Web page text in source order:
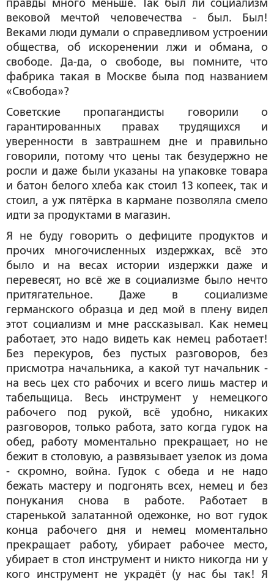
правды много меньше. Так был ли социализм
вековой мечтой человечества - был. Был!
Веками люди думали о справедливом устроении
общества, об искоренении лжи и обмана, о
свободе. Да-да, о свободе, вы помните, что
фабрика такая в Москве была под названием
«Свобода»?
Советские пропагандисты говорили о
гарантированных правах трудящихся и
уверенности в завтрашнем дне и правильно
говорили, потому что цены так безудержно не
росли и даже были указаны на упаковке товара
и батон белого хлеба как стоил 13 копеек, так и
стоил, а уж пятёрка в кармане позволяла смело
идти за продуктами в магазин.
Я не буду говорить о дефиците продуктов и
прочих многочисленных издержках, всё это
было и на весах истории издержки даже и
перевесят, но всё же в социализме было нечто
притягательное. Даже в социализме
германского образца и дед мой в плену видел
этот социализм и мне рассказывал. Как немец
работает, это надо видеть как немец работает!
Без перекуров, без пустых разговоров, без
присмотра начальника, а какой тут начальник -
на весь цех сто рабочих и всего лишь мастер и
табельщица. Весь инструмент у немецкого
рабочего под рукой, всё удобно, никаких
разговоров, только работа, зато когда гудок на
обед, работу моментально прекращает, но не
бежит в столовую, а развязывает узелок из дома
- скромно, война. Гудок с обеда и не надо
бежать мастеру и подгонять всех, немец и без
понукания снова в работе. Работает в
старенькой залатанной одежонке, но вот гудок
конца рабочего дня и немец моментально
прекращает работу, убирает рабочее место,
убирает в стол инструмент и никто никогда ни у
кого инструмент не украдёт (у нас бы так! Я